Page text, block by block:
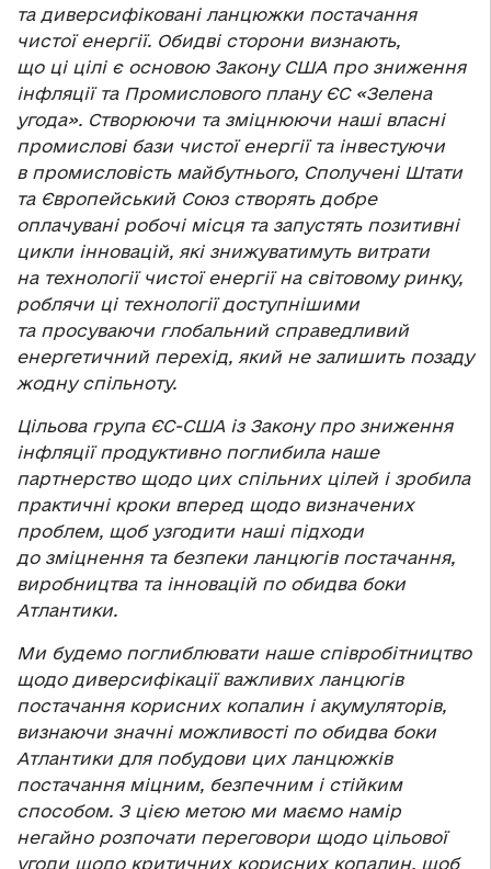
та диверсифіковані ланцюжки постачання
чистої енергії. Обидві сторони визнають,
що ці цілі є основою Закону США про зниження
інфляції та Промислового плану ЄС «Зелена
угода». Створюючи та зміцнюючи наші власні
промислові бази чистої енергії та інвестуючи
в промисловість майбутнього, Сполучені Штати
та Європейський Союз створять добре
оплачувані робочі місця та запустять позитивні
цикли інновацій, які знижуватимуть витрати
на технології чистої енергії на світовому ринку,
роблячи ці технології доступнішими
та просуваючи глобальний справедливий
енергетичний перехід, який не залишить позаду
жодну спільноту.
Цільова група ЄС-США із Закону про зниження
інфляції продуктивно поглибила наше
партнерство щодо цих спільних цілей і зробила
практичні кроки вперед щодо визначених
проблем, щоб узгодити наші підходи
до зміцнення та безпеки ланцюгів постачання,
виробництва та інновацій по обидва боки
Атлантики.
Ми будемо поглиблювати наше співробітництво
щодо диверсифікації важливих ланцюгів
постачання корисних копалин і акумуляторів,
визнаючи значні можливості по обидва боки
Атлантики для побудови цих ланцюжків
постачання міцним, безпечним і стійким
способом. З цією метою ми маємо намір
негайно розпочати переговори щодо цільової
угоди щодо критичних корисних копалин, щоб